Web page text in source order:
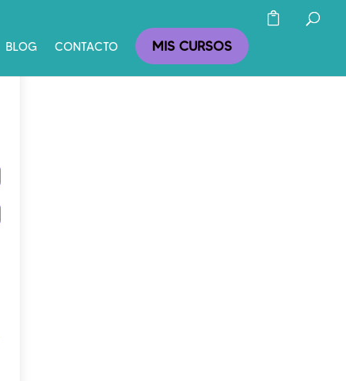
BLOG CONTACTO MIS CURSOS